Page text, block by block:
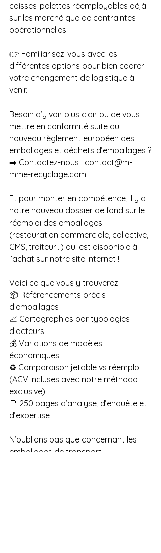
caisses-palettes réemployables déjà
sur les marché que de contraintes
opérationnelles.
👉 Familiarisez-vous avec les
différentes options pour bien cadrer
votre changement de logistique à
venir.
Besoin d’y voir plus clair ou de vous
mettre en conformité suite au
nouveau règlement européen des
emballages et déchets d’emballages ?
➡️ Contactez-nous : contact@m-
mme-recyclage.com
Et pour monter en compétence, il y a
notre nouveau dossier de fond sur le
réemploi des emballages
(restauration commerciale, collective,
GMS, traiteur…) qui est disponible à
l’achat sur notre site internet !
Voici ce que vous y trouverez :
📦 Référencements précis
d’emballages
📈 Cartographies par typologies
d’acteurs
💰 Variations de modèles
économiques
♻️ Comparaison jetable vs réemploi
(ACV incluses avec notre méthodo
exclusive)
📑 250 pages d’analyse, d’enquête et
d’expertise
N’oublions pas que concernant les
emballages de transport,